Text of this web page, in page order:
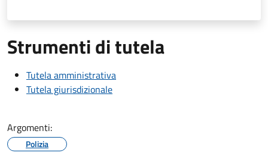
Strumenti di tutela
Tutela amministrativa
Tutela giurisdizionale
Argomenti:
Polizia